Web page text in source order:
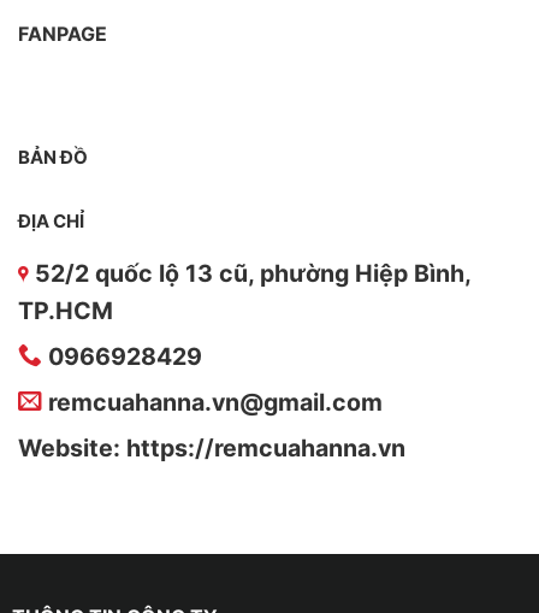
FANPAGE
BẢN ĐỒ
ĐỊA CHỈ
52/2 quốc lộ 13 cũ, phường Hiệp Bình,
TP.HCM
0966928429
remcuahanna.vn@gmail.com
Website: https://remcuahanna.vn